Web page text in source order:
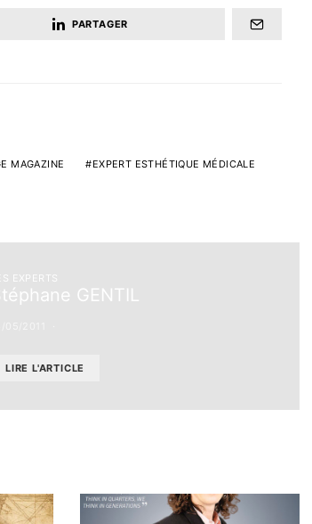
PARTAGER
MAGAZINE
EXPERT ESTHÉTIQUE MÉDICALE
EXPERTS
GENTIL
LIRE L'ARTICLE